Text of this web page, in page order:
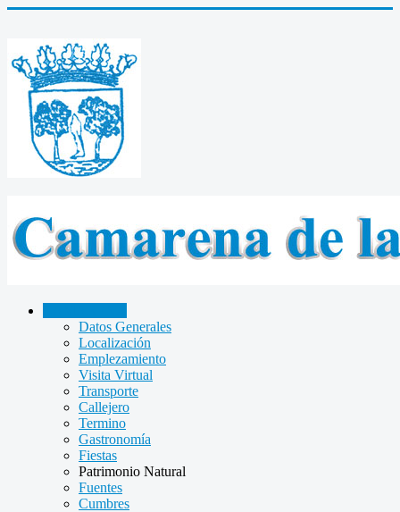
Datos Generales
Localización
Emplezamiento
Visita Virtual
Transporte
Callejero
Termino
Gastronomía
Fiestas
Patrimonio Natural
Fuentes
Cumbres